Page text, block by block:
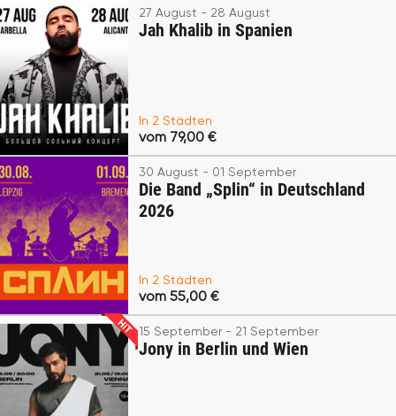
27 August - 28 August
Jah Khalib in Spanien
In 2 Städten
vom 79,00 €
30 August - 01 September
Die Band „Splin“ in Deutschland
2026
In 2 Städten
vom 55,00 €
15 September - 21 September
Jony in Berlin und Wien